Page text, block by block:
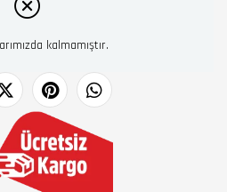
kalmamıştır.